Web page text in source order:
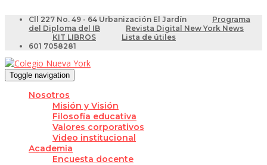
Cll 227 No. 49 - 64 Urbanización El Jardín
Programa
del Diploma del IB
Revista Digital New York News
KIT LIBROS
Lista de útiles
601 7058281
Toggle navigation
Nosotros
Misión y Visión
Filosofía educativa
Valores corporativos
Video institucional
Academia
Encuesta docente